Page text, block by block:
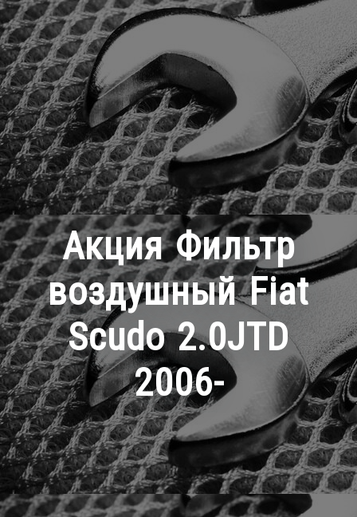
Акция Фильтр
воздушный Fiat
Scudo 2.0JTD
2006-